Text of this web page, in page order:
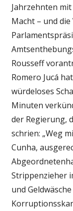
Jahrzehnten
Macht – und
Rousseff
Romero Jucá
würdeloses
Minuten
der Regierung,
schrien: „Weg
Cunha,
Strippenzieher
und